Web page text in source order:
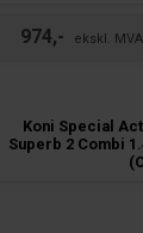
974,-
Koni Special
Superb 2 Combi